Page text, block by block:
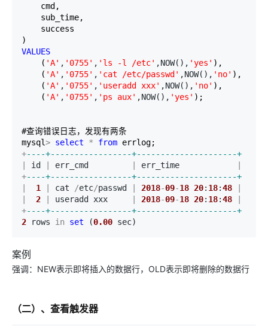
    cmd,
    sub_time,
    success
VALUES
    (
'A' , ' 0755' , ' ls -l /etc' ,NOW(), 'yes ' ),
    (
'A' , ' 0755' , ' cat /etc/passwd' ,NOW(), ' no' ),
    (
'A' , ' 0755' , ' useradd xxx' ,NOW(), ' no' ),
    (
'A' , ' 0755' , ' ps aux' ,NOW(), 'yes ' );
#查询错误日志，发现有两条
mysql> select * from
+-- --+-----------------+---------------------+
|
id | err_cmd | err_time
|
+-- --+-----------------+---------------------+
|
1 | cat /etc/passwd | 2018-09-18 20: 18:48
|
|
2 | useradd xxx | 2018-09-18 20: 18:48
|
+-- --+-----------------+---------------------+
2 rows in set (0.00 sec)
案例
强调：NEW表示即将插入的数据行，OLD表示即将删除的数据行
（二）、查看触发器